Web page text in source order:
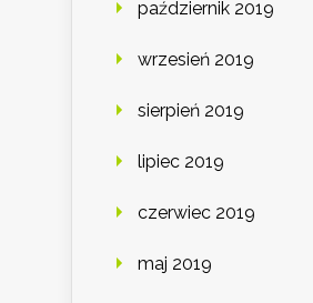
październik 2019
wrzesień 2019
sierpień 2019
lipiec 2019
czerwiec 2019
maj 2019